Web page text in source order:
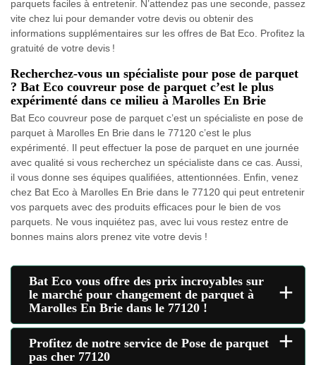
parquets faciles à entretenir. N’attendez pas une seconde, passez
vite chez lui pour demander votre devis ou obtenir des
informations supplémentaires sur les offres de Bat Eco. Profitez la
gratuité de votre devis !
Recherchez-vous un spécialiste pour pose de parquet
? Bat Eco couvreur pose de parquet c’est le plus
expérimenté dans ce milieu à Marolles En Brie
Bat Eco couvreur pose de parquet c’est un spécialiste en pose de
parquet à Marolles En Brie dans le 77120 c’est le plus
expérimenté. Il peut effectuer la pose de parquet en une journée
avec qualité si vous recherchez un spécialiste dans ce cas. Aussi,
il vous donne ses équipes qualifiées, attentionnées. Enfin, venez
chez Bat Eco à Marolles En Brie dans le 77120 qui peut entretenir
vos parquets avec des produits efficaces pour le bien de vos
parquets. Ne vous inquiétez pas, avec lui vous restez entre de
bonnes mains alors prenez vite votre devis !
Bat Eco vous offre des prix incroyables sur
le marché pour changement de parquet à
Marolles En Brie dans le 77120 !
+
Profitez de notre service de Pose de parquet
pas cher 77120
+